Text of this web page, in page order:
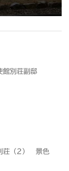
館別荘副邸
荘（2） 景色